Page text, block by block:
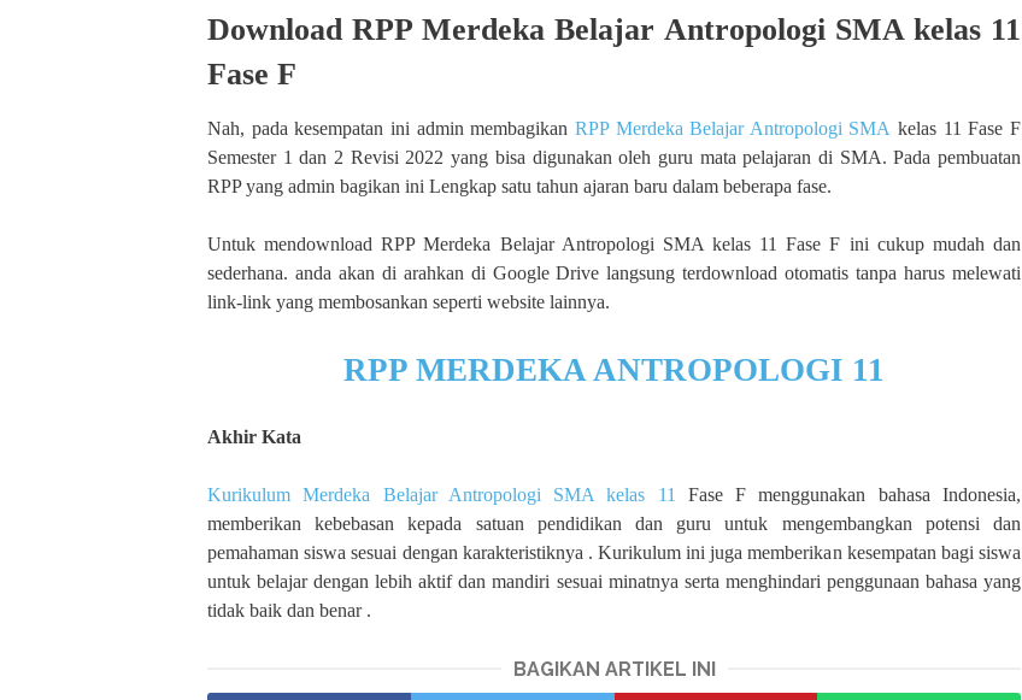
Download RPP Merdeka Belajar Antropologi SMA kelas 11
Fase F
Nah, pada kesempatan ini admin membagikan RPP Merdeka Belajar Antropologi SMA kelas 11 Fase F
Semester 1 dan 2 Revisi 2022 yang bisa digunakan oleh guru mata pelajaran di SMA. Pada pembuatan
RPP yang admin bagikan ini Lengkap satu tahun ajaran baru dalam beberapa fase.
Untuk mendownload RPP Merdeka Belajar Antropologi SMA kelas 11 Fase F ini cukup mudah dan
sederhana. anda akan di arahkan di Google Drive langsung terdownload otomatis tanpa harus melewati
link-link yang membosankan seperti website lainnya.
RPP MERDEKA ANTROPOLOGI 11
Akhir Kata
Kurikulum Merdeka Belajar Antropologi SMA kelas 11
Fase F menggunakan bahasa Indonesia,
memberikan kebebasan kepada satuan pendidikan dan guru untuk mengembangkan potensi dan
pemahaman siswa sesuai dengan karakteristiknya . Kurikulum ini juga memberikan kesempatan bagi siswa
untuk belajar dengan lebih aktif dan mandiri sesuai minatnya serta menghindari penggunaan bahasa yang
tidak baik dan benar .
BAGIKAN ARTIKEL INI